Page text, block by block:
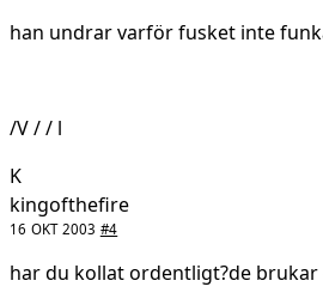
han undrar varför fusket inte
/V / / l
K
kingofthefire
16 OKT 2003 #4
har du kollat ordentligt?de brukar